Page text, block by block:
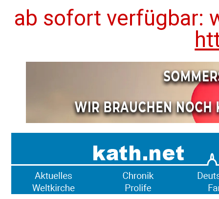
ab sofort verfügbar: